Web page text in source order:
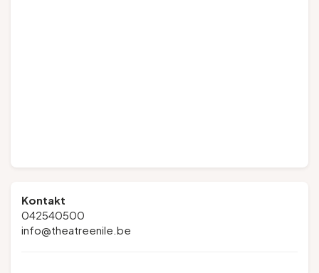
Kontakt
042540500
info@theatreenile.be